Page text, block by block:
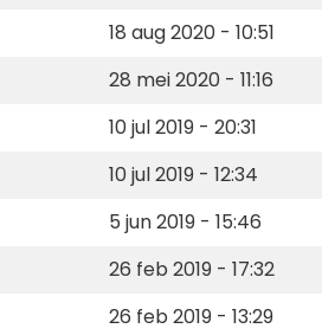
18 aug 2020 - 10:51
28 mei 2020 - 11:16
10 jul 2019 - 20:31
10 jul 2019 - 12:34
5 jun 2019 - 15:46
26 feb 2019 - 17:32
26 feb 2019 - 13:29